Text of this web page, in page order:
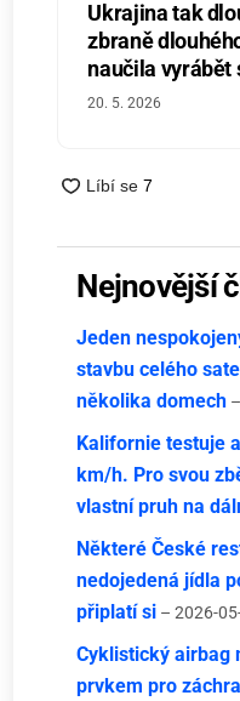
Ukrajina tak
zbraně
naučila vyrábět
20. 5. 2026
Nejnovější
Jeden
stavbu celého
několika domech
Kalifornie testuje
km/h. Pro svou
vlastní pruh na
Některé České
nedojedená jídla
připlatí si – 2026-
Cyklistický airbag
prvkem pro